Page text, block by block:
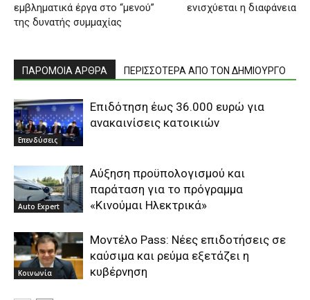
εμβληματικά έργα στο “μενού”
της δυνατής συμμαχίας
ενισχύεται η διαφάνεια
ΠΑΡΟΜΟΙΑ ΑΡΘΡΑ ΠΕΡΙΣΣΟΤΕΡΑ ΑΠΟ ΤΟΝ ΔΗΜΙΟΥΡΓΟ
Επενδύσεις
Επιδότηση έως 36.000 ευρώ για
ανακαινίσεις κατοικιών
Auto Expert
Αύξηση προϋπολογισμού και
παράταση για το πρόγραμμα
«Κινούμαι Ηλεκτρικά»
Κοινωνία
Μοντέλο Pass: Νέες επιδοτήσεις σε
καύσιμα και ρεύμα εξετάζει η
κυβέρνηση